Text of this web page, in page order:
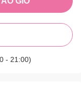
- 21:00)